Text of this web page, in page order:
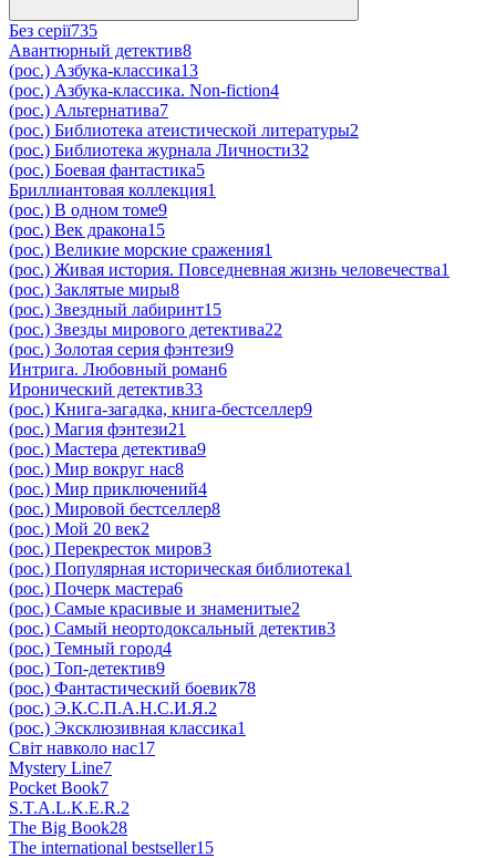
Без серії735
Авантюрный детектив8
(рос.) Азбука-классика13
(рос.) Азбука-классика. Non-fiction4
(рос.) Альтернатива7
(рос.) Библиотека атеистической литературы2
(рос.) Библиотека журнала Личности32
(рос.) Боевая фантастика5
Бриллиантовая коллекция1
(рос.) В одном томе9
(рос.) Век дракона15
(рос.) Великие морские сражения1
(рос.) Живая история. Повседневная жизнь человечества1
(рос.) Заклятые миры8
(рос.) Звездный лабиринт15
(рос.) Звезды мирового детектива22
(рос.) Золотая серия фэнтези9
Интрига. Любовный роман6
Иронический детектив33
(рос.) Книга-загадка, книга-бестселлер9
(рос.) Магия фэнтези21
(рос.) Мастера детектива9
(рос.) Мир вокруг нас8
(рос.) Мир приключений4
(рос.) Мировой бестселлер8
(рос.) Мой 20 век2
(рос.) Перекресток миров3
(рос.) Популярная историческая библиотека1
(рос.) Почерк мастера6
(рос.) Самые красивые и знаменитые2
(рос.) Самый неортодоксальный детектив3
(рос.) Темный город4
(рос.) Топ-детектив9
(рос.) Фантастический боевик78
(рос.) Э.К.С.П.А.Н.С.И.Я.2
(рос.) Эксклюзивная классика1
Світ навколо нас17
Mystery Line7
Pocket Book7
S.T.A.L.K.E.R.2
The Big Book28
The international bestseller15